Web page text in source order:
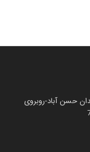
حسن آباد-روبروی